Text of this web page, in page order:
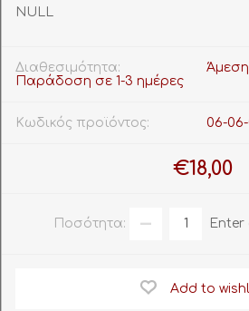
NULL
Διαθεσιμότητα:
Παράδοση σε 1-3 ημέρες
Κωδικός προϊόντος: 06-
€18,00
Ποσότητα:
Add to